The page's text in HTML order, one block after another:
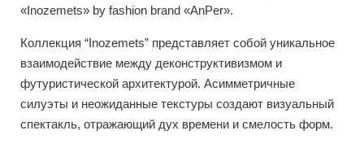
«Inozemets» by fashion brand «AnPer».
Коллекция “Inozemets” представляет собой уникальное
взаимодействие между деконструктивизмом и
футуристической архитектурой. Асимметричные
силуэты и неожиданные текстуры создают визуальный
спектакль, отражающий дух времени и смелость форм.